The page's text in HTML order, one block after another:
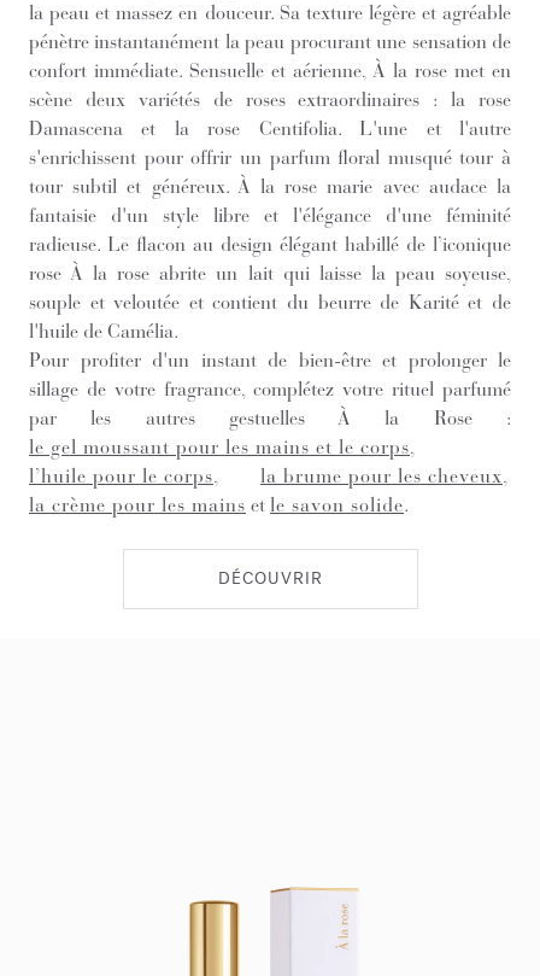
la peau et massez en douceur. Sa texture légère et agréable
pénètre instantanément la peau procurant une sensation de
confort immédiate. Sensuelle et aérienne, À la rose met en
scène deux variétés de roses extraordinaires : la rose
Damascena et la rose Centifolia. L'une et l'autre
s'enrichissent pour offrir un parfum floral musqué tour à
tour subtil et généreux. À la rose marie avec audace la
fantaisie d'un style libre et l'élégance d'une féminité
radieuse. Le flacon au design élégant habillé de l’iconique
rose À la rose abrite un lait qui laisse la peau soyeuse,
souple et veloutée et contient du beurre de Karité et de
l'huile de Camélia.
Pour profiter d'un instant de bien-être et prolonger le
sillage de votre fragrance, complétez votre rituel parfumé
par les autres gestuelles À la Rose :
le gel moussant pour les mains et le corps,
l’huile pour le corps, la brume pour les cheveux,
la crème pour les mains et le savon solide.
DÉCOUVRIR